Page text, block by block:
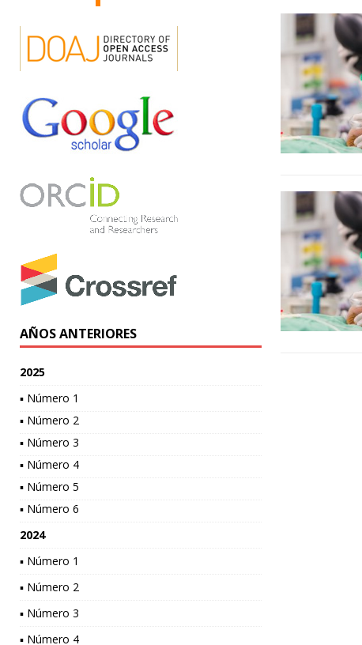
AÑOS ANTERIORES
2025
▪ Número 1
▪ Número 2
▪ Número 3
▪ Número 4
▪ Número 5
▪ Número 6
2024
▪ Número 1
▪ Número 2
▪ Número 3
▪ Número 4